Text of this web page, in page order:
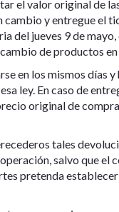
el valor original de
y entregue el
del jueves 9 de
de productos
en los mismos días
ley. En caso de
original de
tales
salvo que el
pretenda